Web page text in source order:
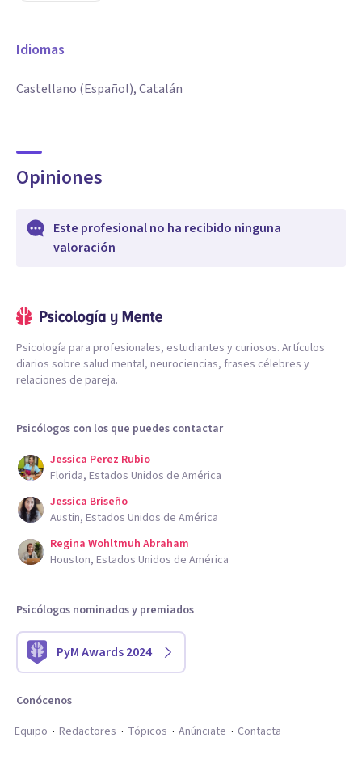
Idiomas
Castellano (Español), Catalán
Opiniones
Este profesional no ha recibido ninguna
valoración
Psicología para profesionales, estudiantes y curiosos. Artículos
diarios sobre salud mental, neurociencias, frases célebres y
relaciones de pareja.
Psicólogos con los que puedes contactar
Jessica Perez Rubio
Florida, Estados Unidos de América
Jessica Briseño
Austin, Estados Unidos de América
Regina Wohltmuh Abraham
Houston, Estados Unidos de América
Psicólogos nominados y premiados
PyM Awards 2024
Conócenos
Equipo
Redactores Tópicos Anúnciate Contacta